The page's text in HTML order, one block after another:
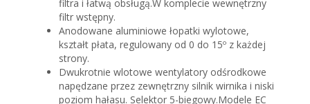
filtra i łatwą obsługą.W komplecie wewnętrzny
filtr wstępny.
Anodowane aluminiowe łopatki wylotowe,
kształt płata, regulowany od 0 do 15º z każdej
strony.
Dwukrotnie wlotowe wentylatory odśrodkowe
napędzane przez zewnętrzny silnik wirnika i niski
poziom hałasu. Selektor 5-biegowy.Modele EC